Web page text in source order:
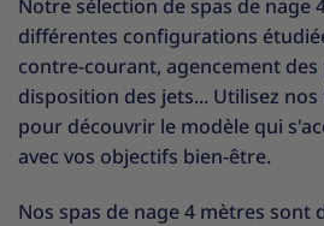
Notre sélection de spas de nage
différentes configurations
contre-courant, agencement des
disposition des jets... Utilisez
pour découvrir le modèle qui
avec vos objectifs bien-être.
Nos spas de nage 4 mètres sont